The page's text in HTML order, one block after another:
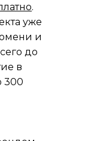
.
уже
и
до
в
300